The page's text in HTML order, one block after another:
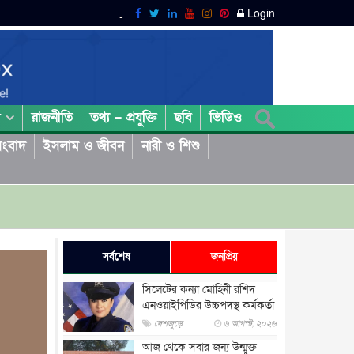
Login
রাজনীতি তথ্য – প্রযুক্তি ছবি
ভিডিও
ইসলাম ও জীবন
নারী ও শিশু
সর্বশেষ জনপ্রিয়
সিলেটের কন্যা মোহিনী রশিদ
এনওয়াইপিডির উচ্চপদস্থ কর্মকর্তা
দেশজুড়ে ৬ আগস্ট, ২০২৬
আজ থেকে সবার জন্য উন্মুক্ত